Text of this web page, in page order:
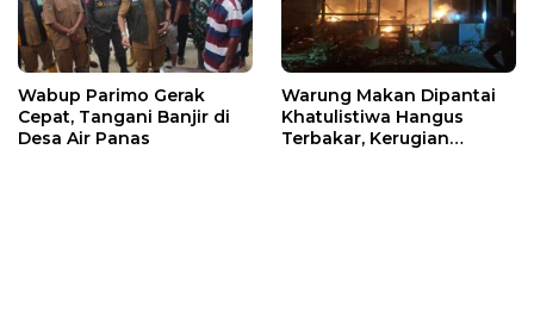
Wabup Parimo Gerak
Cepat, Tangani Banjir di
Desa Air Panas
Warung Makan Dipantai
Khatulistiwa Hangus
Terbakar, Kerugian